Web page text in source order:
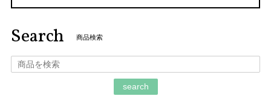
Search 商品検索
search